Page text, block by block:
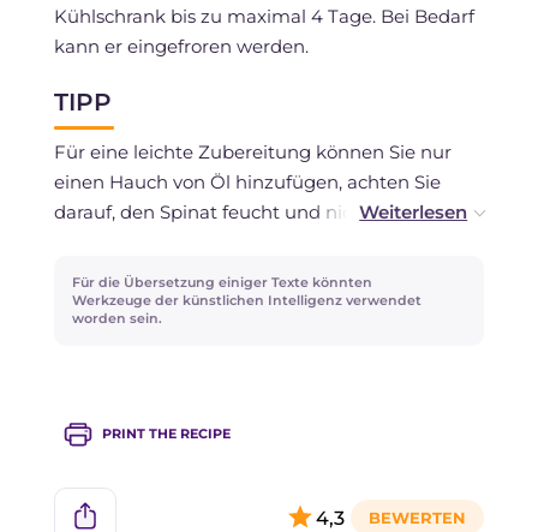
Kühlschrank bis zu maximal 4 Tage. Bei Bedarf
kann er eingefroren werden.
TIPP
Für eine leichte Zubereitung können Sie nur
einen Hauch von Öl hinzufügen, achten Sie
darauf, den Spinat feucht und nicht getrocknet
nicht anhaften.
Für die Übersetzung einiger Texte könnten
Werkzeuge der künstlichen Intelligenz verwendet
worden sein.
PRINT THE RECIPE
4,3